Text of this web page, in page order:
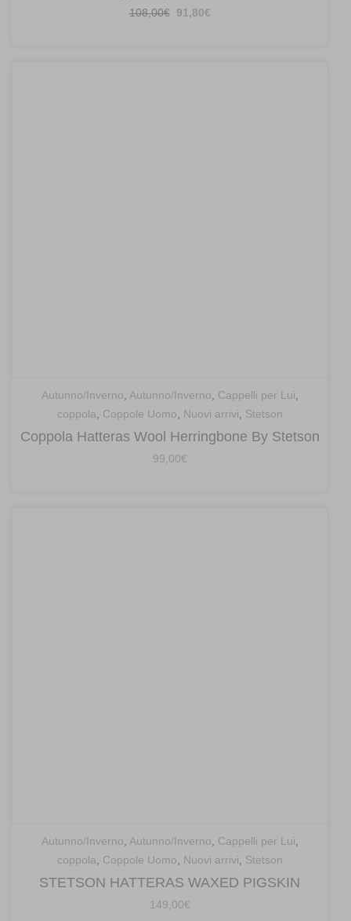
108,00€ Il91,80€
Autunno/Inverno, Autunno/Inverno, Cappelli per Lui,
coppola, Coppole Uomo, Nuovi arrivi, Stetson
Coppola Hatteras Wool Herringbone By Stetson
99,00€
Autunno/Inverno, Autunno/Inverno, Cappelli per Lui,
coppola, Coppole Uomo, Nuovi arrivi, Stetson
STETSON HATTERAS WAXED PIGSKIN
149,00€